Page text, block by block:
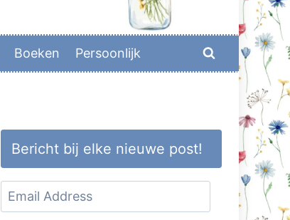
Boeken Persoonlijk
Bericht bij elke nieuwe post!
Email
Address